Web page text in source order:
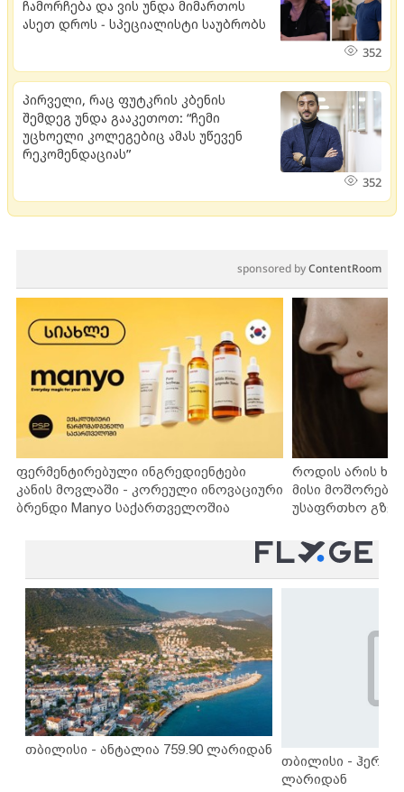
ჩამორჩება და ვის უნდა მიმართოს
ასეთ დროს - სპეციალისტი საუბრობს
352
პირველი, რაც ფუტკრის კბენის
შემდეგ უნდა გააკეთოთ: “ჩემი
უცხოელი კოლეგებიც ამას უწევენ
რეკომენდაციას”
352
sponsored byContentRoom
ფერმენტირებული ინგრედიენტები
კანის მოვლაში - კორეული ინოვაციური
ბრენდი Manyo საქართველოშია
როდის არის
მისი
უსაფრთხო
თბილისი - ანტალია 759.90 ლარიდან
თბილისი -
ლარიდან